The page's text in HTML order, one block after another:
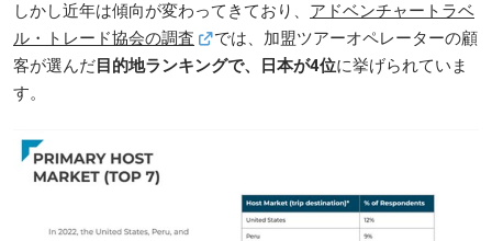
しかし近年は傾向が変わってきており、 アドベンチャートラベ
ル・トレード協会の調査
では、加盟ツアーオペレーターの顧
客が選んだ目的地ランキングで、日本が4位に挙げられていま
す。